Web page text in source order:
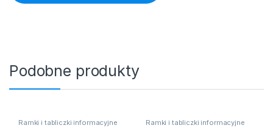
Podobne produkty
Ramki i tabliczki informacyjne Ramki i tabliczki informacyjne